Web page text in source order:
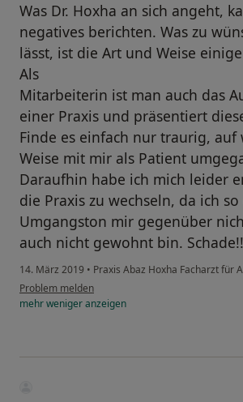
Was Dr. Hoxha an sich angeht,
negatives berichten. Was zu
lässt, ist die Art und Weise
Als
Mitarbeiterin ist man auch das
einer Praxis und präsentiert
Finde es einfach nur traurig, auf
Weise mit mir als Patient
Daraufhin habe ich mich leider
die Praxis zu wechseln, da ich
Umgangston mir gegenüber
auch nicht gewohnt bin.
14. März 2019 • Praxis Abaz Hoxha Facharzt für
Problem melden
mehrwenigeranzeigen